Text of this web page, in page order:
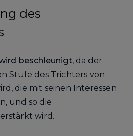
des
beschleunigt, da der
Stufe des Trichters von
die mit seinen Interessen
und so die
wird.